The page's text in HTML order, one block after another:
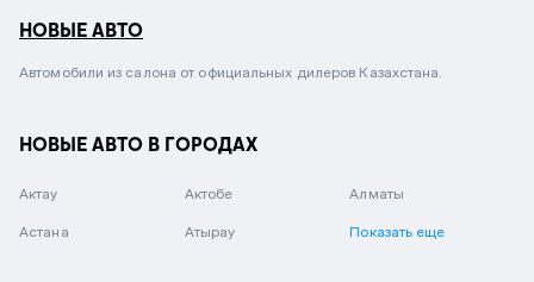
НОВЫЕ АВТО
Автомобили из салона от официальных дилеров Казахстана.
НОВЫЕ АВТО В ГОРОДАХ
Актау Актобе Алматы
Астана Атырау Показать еще